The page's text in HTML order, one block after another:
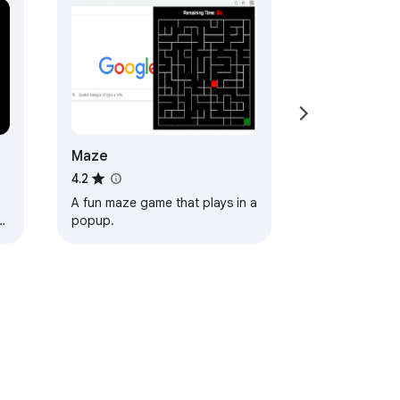
Maze
4.2
A fun maze game that plays in a
popup.